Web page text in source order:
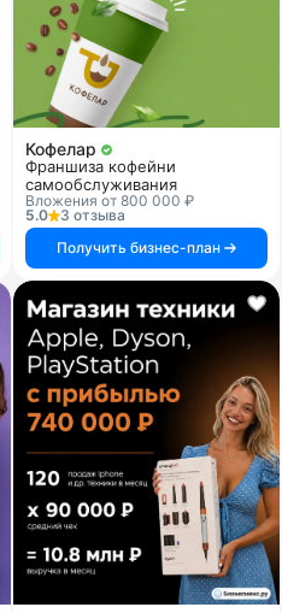
Кофелар
Франшиза кофейни
самообслуживания
Вложения от 800 000 ₽
5.0
3 отзыва
Получить бизнес-план